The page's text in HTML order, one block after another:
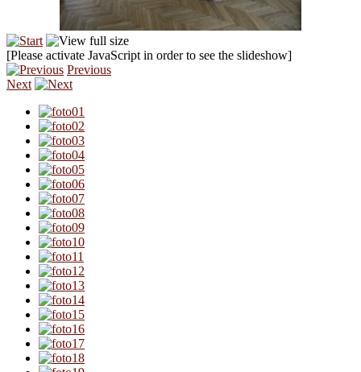
[Please activate JavaScript in order to see the slideshow]
Previous
Next